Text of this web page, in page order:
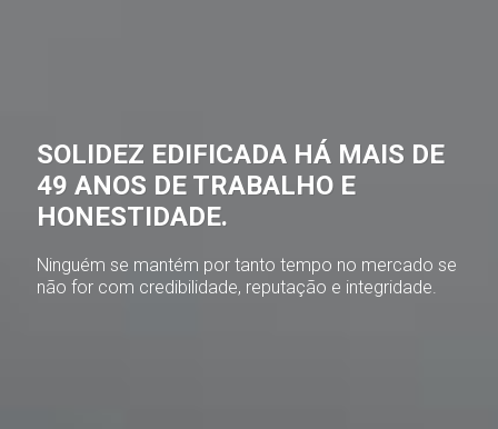
SOLIDEZ EDIFICADA HÁ MAIS DE
49 ANOS DE TRABALHO E
HONESTIDADE.
Ninguém se mantém por tanto tempo no mercado se
não for com credibilidade, reputação e integridade.